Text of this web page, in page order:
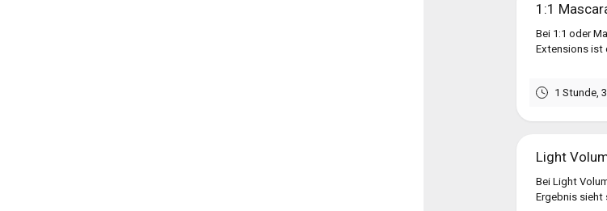
1:1
Bei 1:1 oder
Extensions ist
1 Stunde,
Light
Bei Light
Ergebnis sieht